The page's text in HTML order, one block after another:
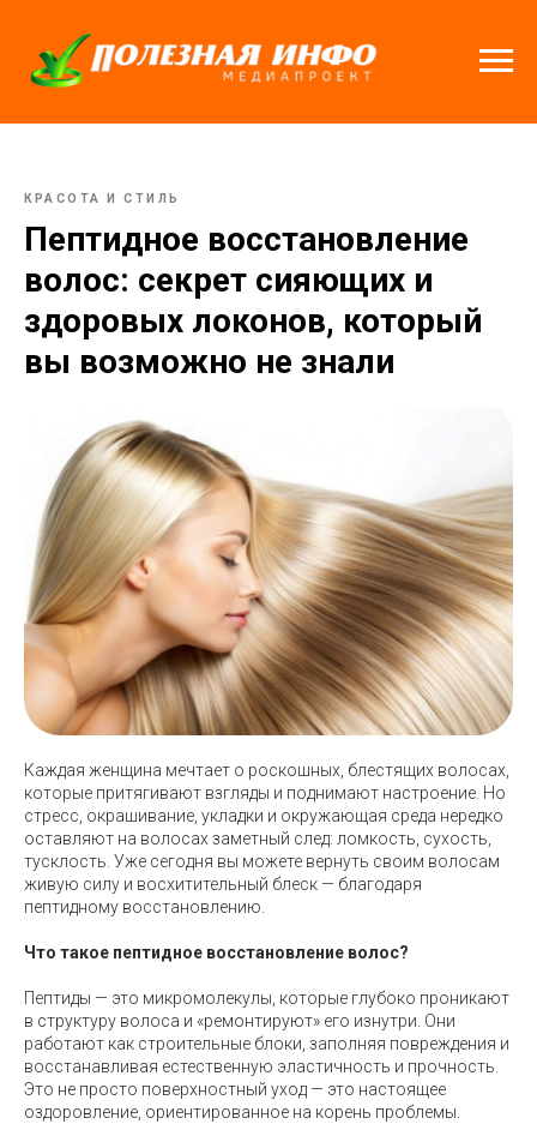
КРАСОТА И СТИЛЬ
Пептидное восстановление
волос: секрет сияющих и
здоровых локонов, который
вы возможно не знали
Каждая женщина мечтает о роскошных, блестящих волосах,
которые притягивают взгляды и поднимают настроение. Но
стресс, окрашивание, укладки и окружающая среда нередко
оставляют на волосах заметный след: ломкость, сухость,
тусклость. Уже сегодня вы можете вернуть своим волосам
живую силу и восхитительный блеск — благодаря
пептидному восстановлению.
Что такое пептидное восстановление волос?
Пептиды — это микромолекулы, которые глубоко проникают
в структуру волоса и «ремонтируют» его изнутри. Они
работают как строительные блоки, заполняя повреждения и
восстанавливая естественную эластичность и прочность.
Это не просто поверхностный уход — это настоящее
оздоровление, ориентированное на корень проблемы.